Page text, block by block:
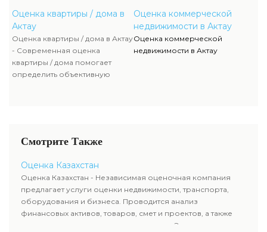
дома. Профессиональный
подход обеспечивает
финансовую выгоду и
безопасность сделки.
учетом рыночной ситуации и
технических характеристик
объекта. Эксперты проводят
анализ направлений финансы,
смета, товары и других
факторов, влияющих на
Оценка квартиры / дома в
Актау
Оценка квартиры / дома в Актау
- Современная оценка
квартиры / дома помогает
определить объективную
смета, товары и других
итоговую цену квартиры или
дома. Профессиональный
подход обеспечивает
финансовую выгоду и
безопасность сделки.
Оценка коммерческой
недвижимости в Актау
Оценка коммерческой
недвижимости в Актау
Смотрите Также
Оценка Казахстан
Оценка Казахстан - Независимая оценочная компания
предлагает услуги оценки недвижимости, транспорта,
оборудования и бизнеса. Проводится анализ
финансовых активов, товаров, смет и проектов, а также
оценка животных и недропользования. Эксперты